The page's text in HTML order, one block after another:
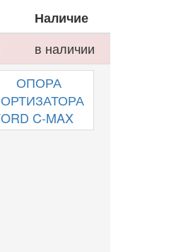
Наличие
в наличии